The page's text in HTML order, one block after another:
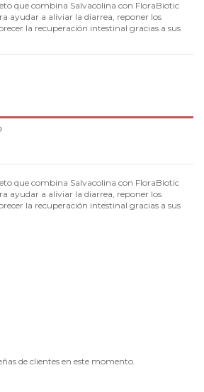
que combina Salvacolina con FloraBiotic
ayudar a aliviar la diarrea, reponer los
la recuperación intestinal gracias a sus
que combina Salvacolina con FloraBiotic
ayudar a aliviar la diarrea, reponer los
la recuperación intestinal gracias a sus
de clientes en este momento.